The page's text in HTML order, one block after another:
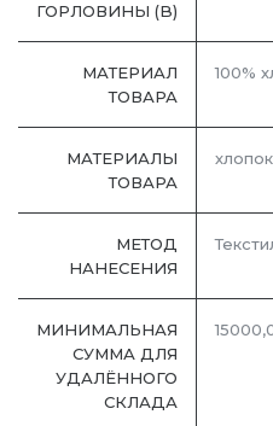
ГОРЛОВИНЫ (B)
МАТЕРИАЛ
ТОВАРА
100%
МАТЕРИАЛЫ
ТОВАРА
хлопок
МЕТОД
НАНЕСЕНИЯ
МИНИМАЛЬНАЯ
СУММА ДЛЯ
УДАЛЁННОГО
СКЛАДА